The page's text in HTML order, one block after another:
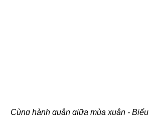
Cùng hành quân giữa mùa xuân -